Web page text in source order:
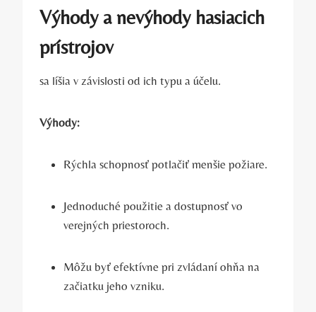
Výhody a nevýhody hasiacich
prístrojov
sa líšia v závislosti od ich typu a účelu.
Výhody:
Rýchla schopnosť potlačiť menšie požiare.
Jednoduché použitie a dostupnosť vo
verejných priestoroch.
Môžu byť efektívne pri zvládaní ohňa na
začiatku jeho vzniku.